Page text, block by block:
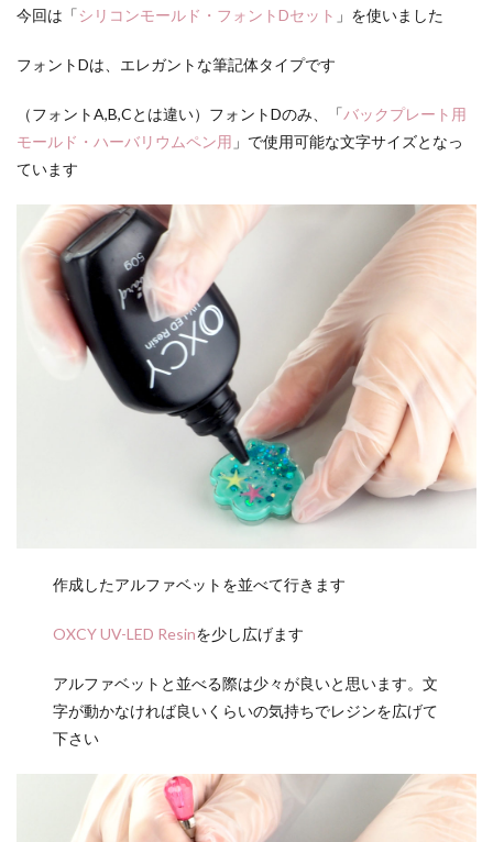
今回は「シリコンモールド・フォントDセット 」を使いました
フォントDは、エレガントな筆記体タイプです
（フォントA,B,Cとは違い）フォントDのみ、「バックプレート用
モールド・ハーバリウムペン用 」で使用可能な文字サイズとなっ
ています
作成したアルファベットを並べて行きます
OXCY UV-LED Resinを少し広げます
アルファベットと並べる際は少々が良いと思います。文
字が動かなければ良いくらいの気持ちでレジンを広げて
下さい